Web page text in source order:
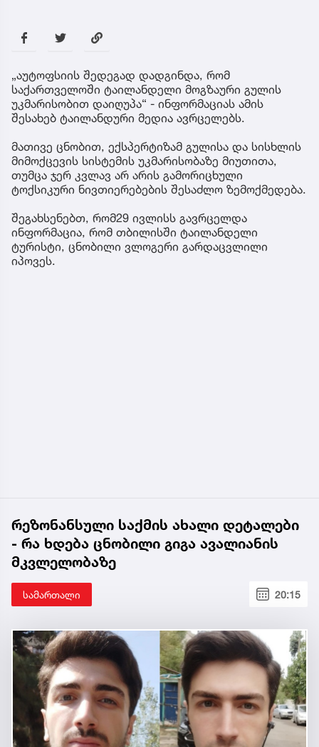
„აუტოფსიის შედეგად დადგინდა, რომ
საქართველოში ტაილანდელი მოგზაური გულის
უკმარისობით დაიღუპა“ - ინფორმაციას ამის
შესახებ ტაილანდური მედია ავრცელებს.
მათივე ცნობით, ექსპერტიზამ გულისა და სისხლის
მიმოქცევის სისტემის უკმარისობაზე მიუთითა,
თუმცა ჯერ კვლავ არ არის გამორიცხული
ტოქსიკური ნივთიერებების შესაძლო ზემოქმედება.
შეგახსენებთ, რომ29 ივლისს გავრცელდა
ინფორმაცია, რომ თბილისში ტაილანდელი
ტურისტი, ცნობილი ვლოგერი გარდაცვლილი
იპოვეს.
რეზონანსული საქმის ახალი დეტალები
- რა ხდება ცნობილი გიგა ავალიანის
მკვლელობაზე
სამართალი 20:15